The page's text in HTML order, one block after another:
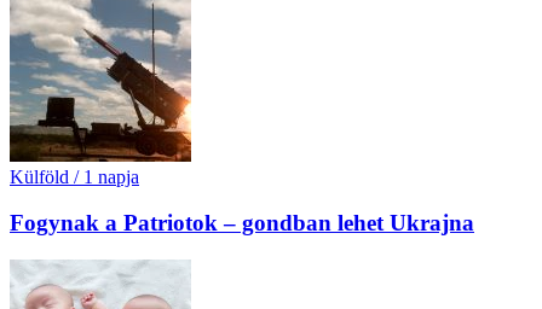
Külföld / 1 napja
Fogynak a Patriotok – gondban lehet Ukrajna